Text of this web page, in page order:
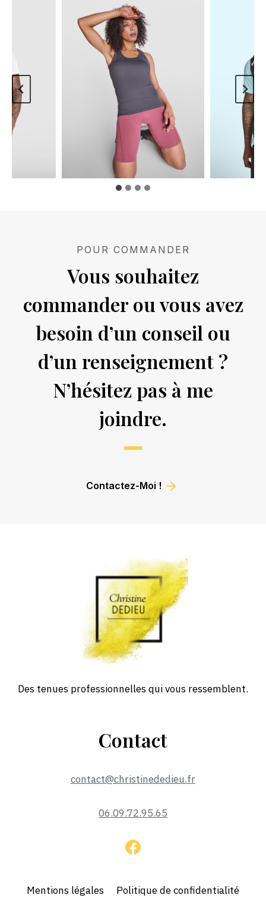
POUR COMMANDER
Vous souhaitez
commander ou vous avez
besoin d’un conseil ou
d’un renseignement ?
N’hésitez pas à me
joindre.
Contactez-Moi !
Des tenues professionnelles qui vous ressemblent.
Contact
contact@christinededieu.fr
06.09.72.95.65
Mentions légales Politique de confidentialité